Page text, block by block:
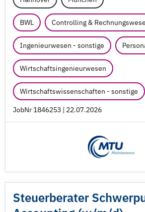
BWL Controlling &
Ingenieurwesen - sonstige
Wirtschaftsingenieurwesen
Wirtschaftswissenschaften - sonstige
JobNr 1846253 | 22.07.2026
Steuerberater